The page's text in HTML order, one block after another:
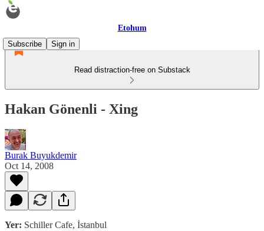
Etohum
Subscribe
Sign in
Read distraction-free on Substack
Hakan Gönenli - Xing
Burak Buyukdemir
Oct 14, 2008
Yer: Schiller Cafe, İstanbul